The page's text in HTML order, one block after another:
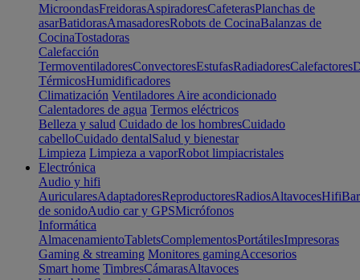
MicroondasFreidorasAspiradoresCafeterasPlanchas de
asarBatidorasAmasadoresRobots de CocinaBalanzas de
CocinaTostadoras
Calefacción
TermoventiladoresConvectoresEstufasRadiadoresCalefactores
TérmicosHumidificadores
Climatización Ventiladores Aire acondicionado
Calentadores de agua Termos eléctricos
Belleza y salud Cuidado de los hombresCuidado
cabelloCuidado dentalSalud y bienestar
Limpieza Limpieza a vaporRobot limpiacristales
Electrónica
Audio y hifi
AuricularesAdaptadoresReproductoresRadiosAltavocesHifi
de sonidoAudio car y GPSMicrófonos
Informática
AlmacenamientoTabletsComplementosPortátilesImpresoras
Gaming & streaming Monitores gamingAccesorios
Smart home TimbresCámarasAltavoces